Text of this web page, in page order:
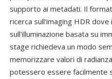
supporto ai metadati. Il
ricerca sull'imaging HDR
sull'illuminazione basata su
stage richiedeva un modo
memorizzare valori di
potessero essere facilmente